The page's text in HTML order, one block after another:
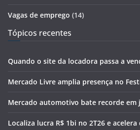
Vagas de emprego (14)
Tópicos recentes
Quando o site da locadora passa a
Mercado Livre amplia presença no
Mercado automotivo bate recorde em
Localiza lucra R$ 1bi no 2T26 e